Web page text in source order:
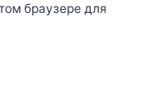
браузере для